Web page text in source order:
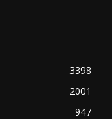
3398
2001
947